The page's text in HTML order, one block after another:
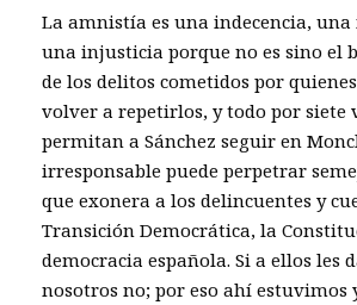
La amnistía es una indecencia,
una injusticia porque no es sino el
de los delitos cometidos por
volver a repetirlos, y todo por siete
permitan a Sánchez seguir en
irresponsable puede perpetrar
que exonera a los delincuentes y
Transición Democrática, la
democracia española. Si a ellos les
nosotros no; por eso ahí estuvimos